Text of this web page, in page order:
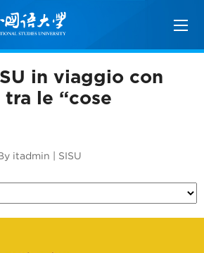
in viaggio con
tra le “cose
itadmin | SISU